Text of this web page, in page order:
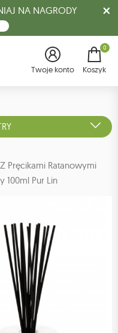
NA NAGRODY
Twoje konto
0
Koszyk
Pręcikami Ratanowymi
100ml Pur Lin